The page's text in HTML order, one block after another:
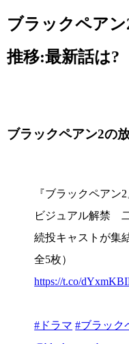
ブラックペア
推移:最新話は?
ブラックペアン2の
『ブラックペアン
ビジュアル解禁
続投キャストが集
全5枚）
https://t.co/
#ドラマ #ブラック